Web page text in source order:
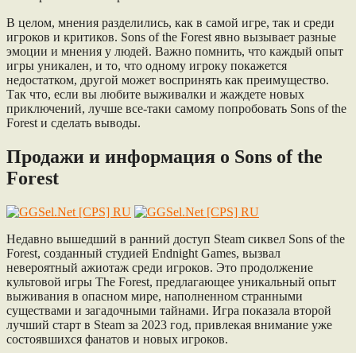
В целом, мнения разделились, как в самой игре, так и среди
игроков и критиков. Sons of the Forest явно вызывает разные
эмоции и мнения у людей. Важно помнить, что каждый опыт
игры уникален, и то, что одному игроку покажется
недостатком, другой может воспринять как преимущество.
Так что, если вы любите выживалки и жаждете новых
приключений, лучше все-таки самому попробовать Sons of the
Forest и сделать выводы.
Продажи и информация о Sons of the
Forest
Недавно вышедший в ранний доступ Steam сиквел Sons of the
Forest, созданный студией Endnight Games, вызвал
невероятный ажиотаж среди игроков. Это продолжение
культовой игры The Forest, предлагающее уникальный опыт
выживания в опасном мире, наполненном странными
существами и загадочными тайнами. Игра показала второй
лучший старт в Steam за 2023 год, привлекая внимание уже
состоявшихся фанатов и новых игроков.